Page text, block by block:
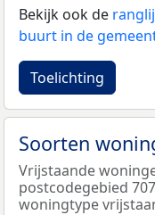
Bekijk ook de
buurt in de
Toelichting
Soorten
Vrijstaande
postcodegebied
woningtype